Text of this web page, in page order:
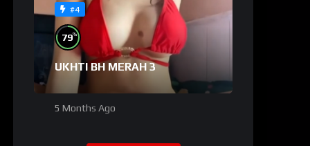
#4
79%
UKHTI BH MERAH 3
5 Months Ago